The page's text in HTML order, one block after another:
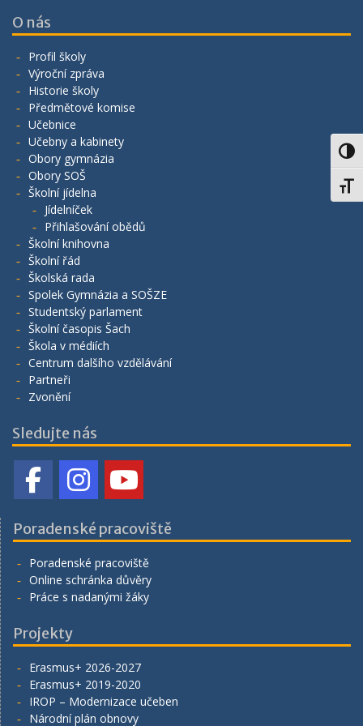
O nás
Profil školy
Výroční zpráva
Historie školy
Předmětové komise
Učebnice
Učebny a kabinety
Obory gymnázia
Obory SOŠ
Školní jídelna
Jídelníček
Přihlašování obědů
Školní knihovna
Školní řád
Školská rada
Spolek Gymnázia a SOŠZE
Studentský parlament
Školní časopis Šach
Škola v médiích
Centrum dalšího vzdělávání
Partneři
Zvonění
Sledujte nás
Poradenské pracoviště
Poradenské pracoviště
Online schránka důvěry
Práce s nadanými žáky
Projekty
Erasmus+ 2026-2027
Erasmus+ 2019-2020
IROP – Modernizace učeben
Národní plán obnovy